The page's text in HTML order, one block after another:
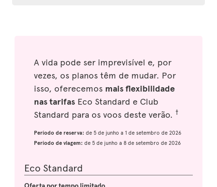
A vida pode ser imprevisível e, por
vezes, os planos têm de mudar. Por
isso, oferecemos mais flexibilidade
nas tarifas Eco Standard e Club
Standard para os voos deste verão. †
Período de reserva: de 5 de junho a 1 de setembro de 2026
Período de viagem: de 5 de junho a 8 de setembro de 2026
Eco Standard